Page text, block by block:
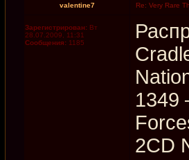
valentine7 Re: Very Rare
Зарегистрирован: Вт
28.07.2009, 11:31
Сообщения: 1185
1349
2CD